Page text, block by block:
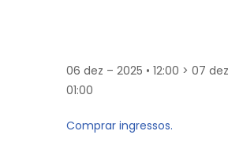
06 dez – 2025 • 12:00 > 07
01:00
Comprar ingressos.